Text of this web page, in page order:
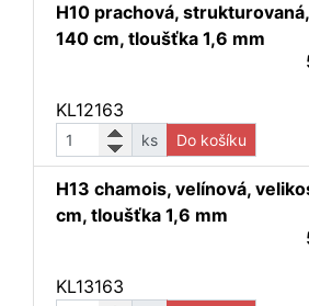
H10 prachová,
140 cm, tloušťka 1,6 mm
KL12163
ks Do košíku
H13 chamois, velínová,
cm, tloušťka 1,6 mm
KL13163